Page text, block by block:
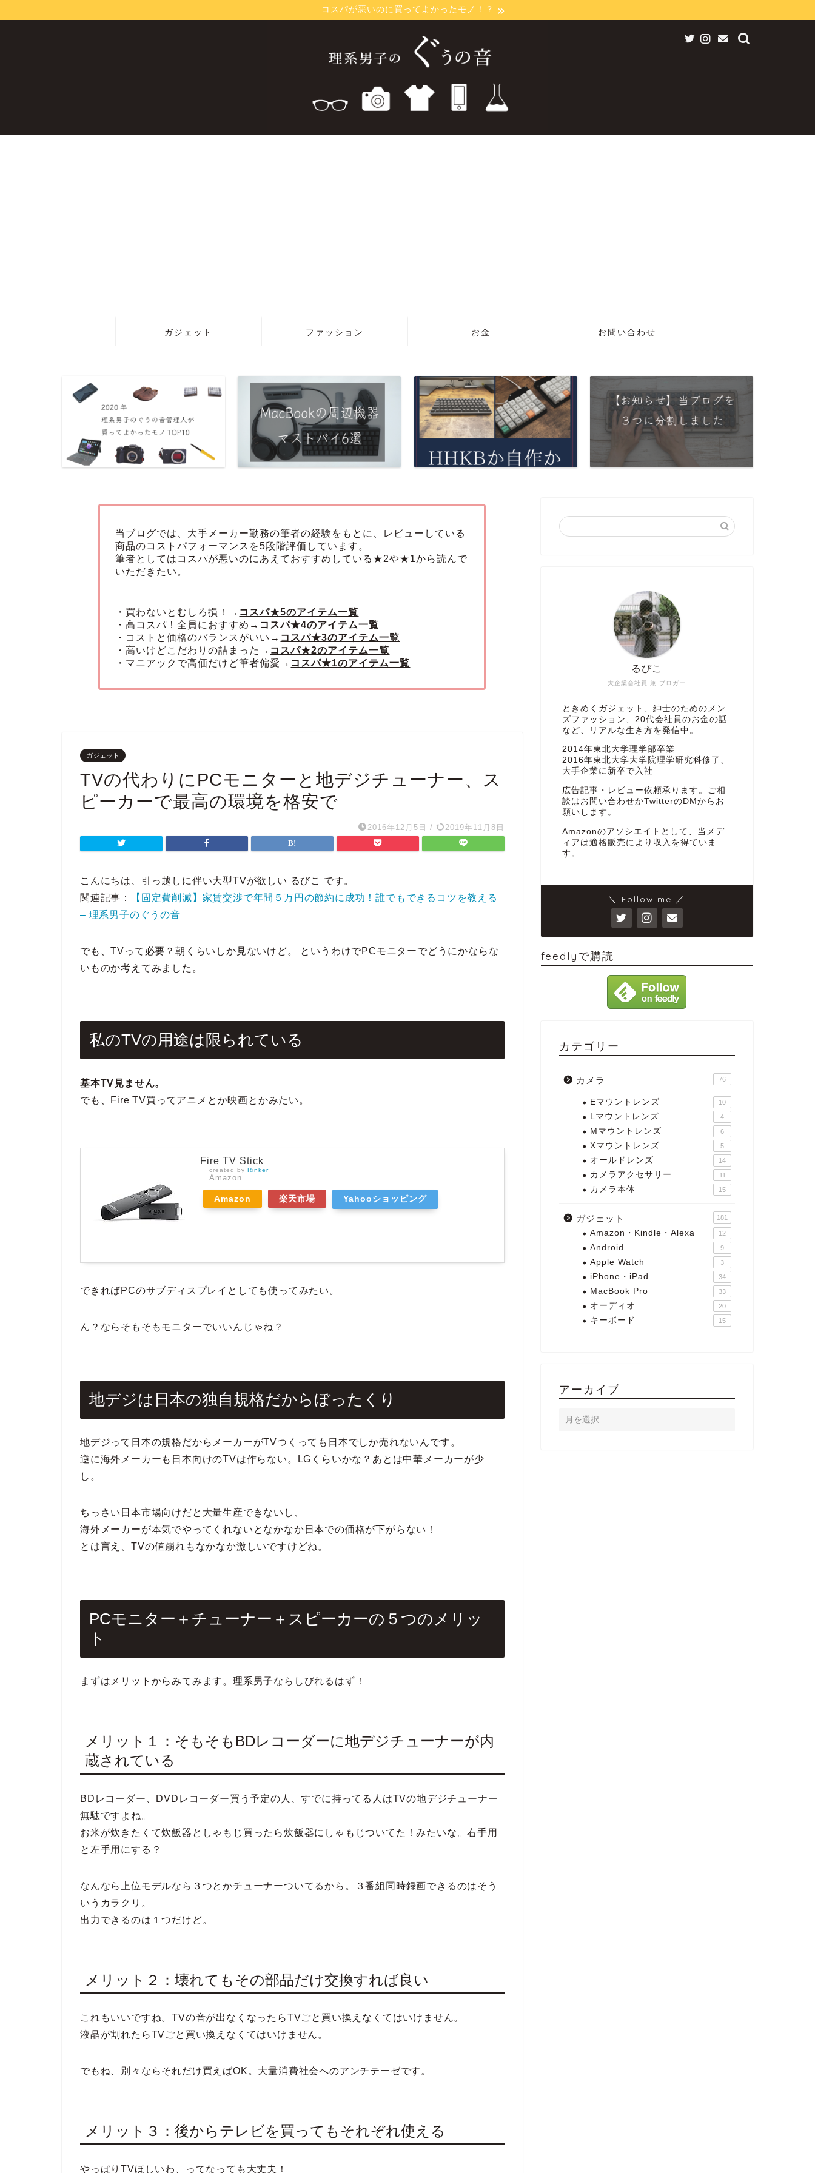
コスパが悪いのに買ってよかったモノ！？
ガジェット ファッション お金 お問い合わせ
当ブログでは、大手メーカー勤務の筆者の経験をもとに、レビューしている
商品のコストパフォーマンスを5段階評価しています。
筆者としてはコスパが悪いのにあえておすすめしている★2や★1から読んで
いただきたい。
・買わないとむしろ損！→ コスパ★5のアイテム一覧
・高コスパ！全員におすすめ→ コスパ★4のアイテム一覧
・コストと価格のバランスがいい→ コスパ★3のアイテム一覧
・高いけどこだわりの詰まった→ コスパ★2のアイテム一覧
・マニアックで高価だけど筆者偏愛→ コスパ★1のアイテム一覧
ガジェット
TVの代わりにPCモニターと地デジチューナー、ス
ピーカーで最高の環境を格安で
2016年12月5日 / 2019年11月8日
こんにちは、引っ越しに伴い大型TVが欲しい るびこ です。
関連記事：
【固定費削減】家賃交渉で年間５万円の節約に成功！誰でもできるコツを教える
– 理系男子のぐうの音
でも、TVって必要？朝くらいしか見ないけど。 というわけでPCモニターでどうにかならな
いものか考えてみました。
私のTVの用途は限られている
基本TV見ません。
でも、Fire TV買ってアニメとか映画とかみたい。
Fire TV Stick
created by Rinker
Amazon
Amazon 楽天市場 Yahooショッピング
できればPCのサブディスプレイとしても使ってみたい。
ん？ならそもそもモニターでいいんじゃね？
地デジは日本の独自規格だからぼったくり
地デジって日本の規格だからメーカーがTVつくっても日本でしか売れないんです。
逆に海外メーカーも日本向けのTVは作らない。LGくらいかな？あとは中華メーカーが少
し。
ちっさい日本市場向けだと大量生産できないし、
海外メーカーが本気でやってくれないとなかなか日本での価格が下がらない！
とは言え、TVの値崩れもなかなか激しいですけどね。
PCモニター＋チューナー＋スピーカーの５つのメリッ
ト
まずはメリットからみてみます。理系男子ならしびれるはず！
メリット１：そもそもBDレコーダーに地デジチューナーが内
蔵されている
BDレコーダー、DVDレコーダー買う予定の人、すでに持ってる人はTVの地デジチューナー
無駄ですよね。
お米が炊きたくて炊飯器としゃもじ買ったら炊飯器にしゃもじついてた！みたいな。右手用
と左手用にする？
なんなら上位モデルなら３つとかチューナーついてるから。３番組同時録画できるのはそう
いうカラクリ。
出力できるのは１つだけど。
メリット２：壊れてもその部品だけ交換すれば良い
これもいいですね。TVの音が出なくなったらTVごと買い換えなくてはいけません。
液晶が割れたらTVごと買い換えなくてはいけません。
でもね、別々ならそれだけ買えばOK。大量消費社会へのアンチテーゼです。
メリット３：後からテレビを買ってもそれぞれ使える
やっぱりTVほしいわ、ってなっても大丈夫！
大企業会社員 兼 ブロガー
るびこ
ときめくガジェット、紳士のためのメン
ズファッション、20代会社員のお金の話
など、リアルな生き方を発信中。
2014年東北大学理学部卒業
2016年東北大学大学院理学研究科修了、
大手企業に新卒で入社
広告記事・レビュー依頼承ります。ご相
談は お問い合わせかTwitterのDMからお
願いします。
Amazonのアソシエイトとして、当メデ
ィアは適格販売により収入を得ていま
す。
＼ Follow me ／
feedlyで購読
カテゴリー
カメラ 76
Eマウントレンズ 10
Lマウントレンズ 4
Mマウントレンズ 6
Xマウントレンズ 5
オールドレンズ 14
カメラアクセサリー 11
カメラ本体 15
ガジェット 181
Amazon・Kindle・Alexa 12
Android 9
Apple Watch 3
iPhone・iPad 34
MacBook Pro 33
オーディオ 20
キーボード 15
アーカイブ